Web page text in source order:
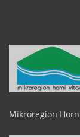
Mikroregion